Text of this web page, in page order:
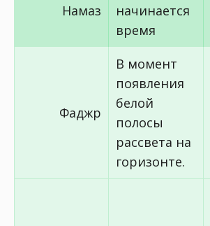
Намаз
начинается
время
Фаджр
В момент
появления
белой
полосы
рассвета на
горизонте.